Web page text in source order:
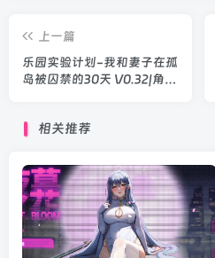
上一篇
乐园实验计划-我和妻子在孤
岛被囚禁的30天 V0.32|角色
相关推荐